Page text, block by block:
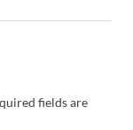
fields are